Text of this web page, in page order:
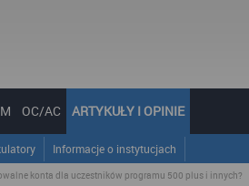
OC/AC ARTYKUŁY I OPINIE
Informacje o instytucjach
konta dla uczestników programu 500 plus i innych?